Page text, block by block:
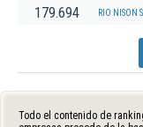
179.694 RIO NISON SL
Todo el contenido de